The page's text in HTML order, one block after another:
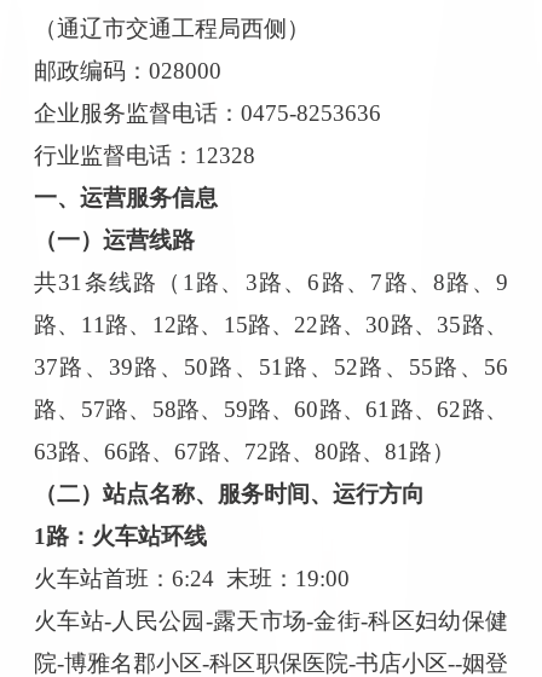
（通辽市交通工程局西侧）
邮政编码： 028000
企业服务监督电话： 0475-8253636
行业监督电话： 12328
一、运营服务信息
（一）运营线路
共31条线路（1路、3路、6路、7路、8路、9
路、11路、12路、15路、22路、30路、35路、
37路、39路、50路、51路、52路、55路、56
路、57路、58路、59路、60路、61路、62路、
63路、66路、67路、72路、80路、81路）
（二）站点名称、服务时间、运行方向
1路：火车站环线
火车站首班： 6:24 末班：19:00
火车站-人民公园-露天市场-金街-科区妇幼保健
院-博雅名郡小区-科区职保医院-书店小区--姻登